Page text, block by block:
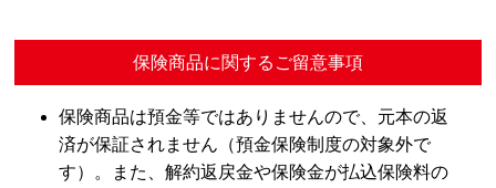
保険商品に関するご留意事項
保険商品は預金等ではありませんので、元本の返
済が保証されません（預金保険制度の対象外で
す）。また、解約返戻金や保険金が払込保険料の